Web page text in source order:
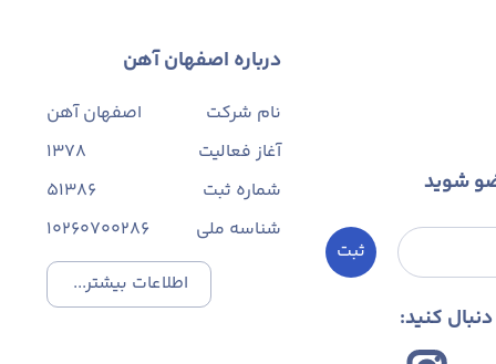
شوید
ثبت
کنید:
درباره اصفهان آهن
نام شرکت
اصفهان آهن
آغاز فعالیت
1378
شماره ثبت
۵۱۳۸۶
شناسه ملی
10260700286
اطلاعات بیشتر...